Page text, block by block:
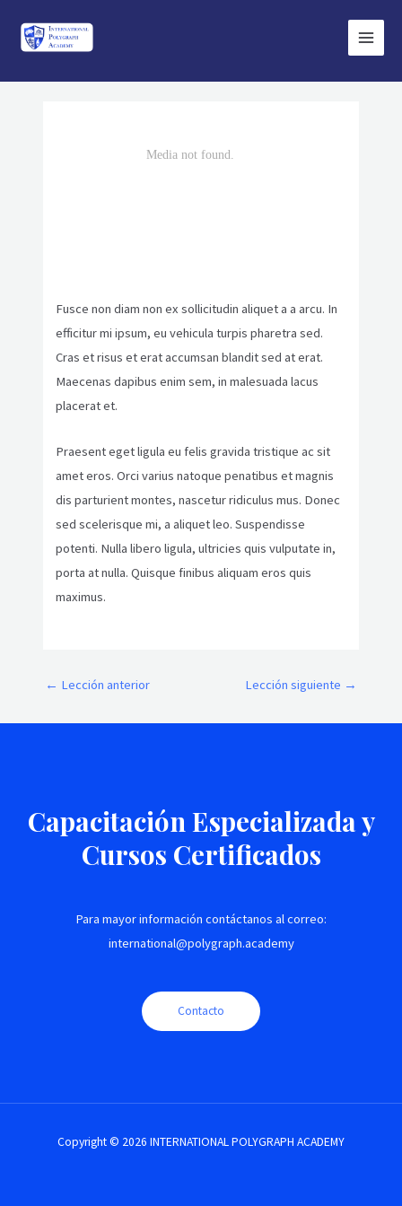
Main
Menu
Fusce non diam non ex sollicitudin aliquet a a arcu. In
efficitur mi ipsum, eu vehicula turpis pharetra sed.
Cras et risus et erat accumsan blandit sed at erat.
Maecenas dapibus enim sem, in malesuada lacus
placerat et.
Praesent eget ligula eu felis gravida tristique ac sit
amet eros. Orci varius natoque penatibus et magnis
dis parturient montes, nascetur ridiculus mus. Donec
sed scelerisque mi, a aliquet leo. Suspendisse
potenti. Nulla libero ligula, ultricies quis vulputate in,
porta at nulla. Quisque finibus aliquam eros quis
maximus.
← Lección anterior Lección siguiente →
Capacitación Especializada y
Cursos Certificados
Para mayor información contáctanos al correo:
international@polygraph.academy
Contacto
Copyright © 2026 INTERNATIONAL POLYGRAPH ACADEMY